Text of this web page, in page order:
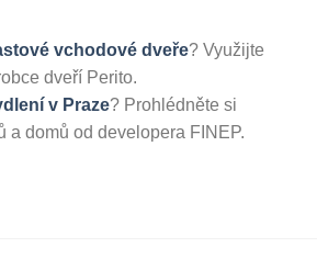
vchodové dveře? Využijte
dveří Perito.
v Praze? Prohlédněte si
a domů od developera FINEP.